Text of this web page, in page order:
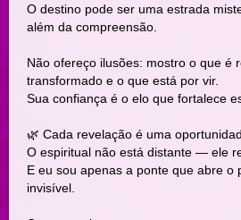
O destino pode ser uma estrada
além da compreensão.
Não ofereço ilusões: mostro o que é
transformado e o que está por vir.
Sua confiança é o elo que fortalece
🌿 Cada revelação é uma
O espiritual não está distante — ele
E eu sou apenas a ponte que abre o
invisível.